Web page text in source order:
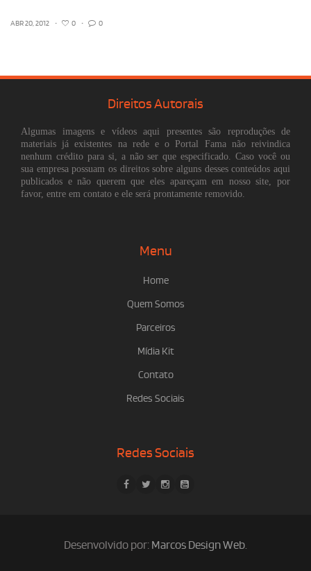
ABR 20, 2012 • 0 • 0
Direitos Autorais
Algumas imagens e vídeos aqui presentes são reproduções de
materiais já existentes na rede e o Portal Fama não reivindica
nenhum crédito para si, a não ser que especificado. Caso você ou
sua empresa possuam os direitos sobre alguns desses conteúdos aqui
publicados e não querem que eles apareçam em nosso site, por
favor, entre em contato e ele será prontamente removido.
Menu
Home
Quem Somos
Parceiros
Mídia Kit
Contato
Redes Sociais
Redes Sociais
Desenvolvido por: Marcos Design Web.